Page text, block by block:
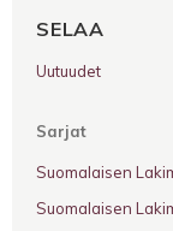
SELAA
Uutuudet
Sarjat
Suomalaisen
Suomalaisen